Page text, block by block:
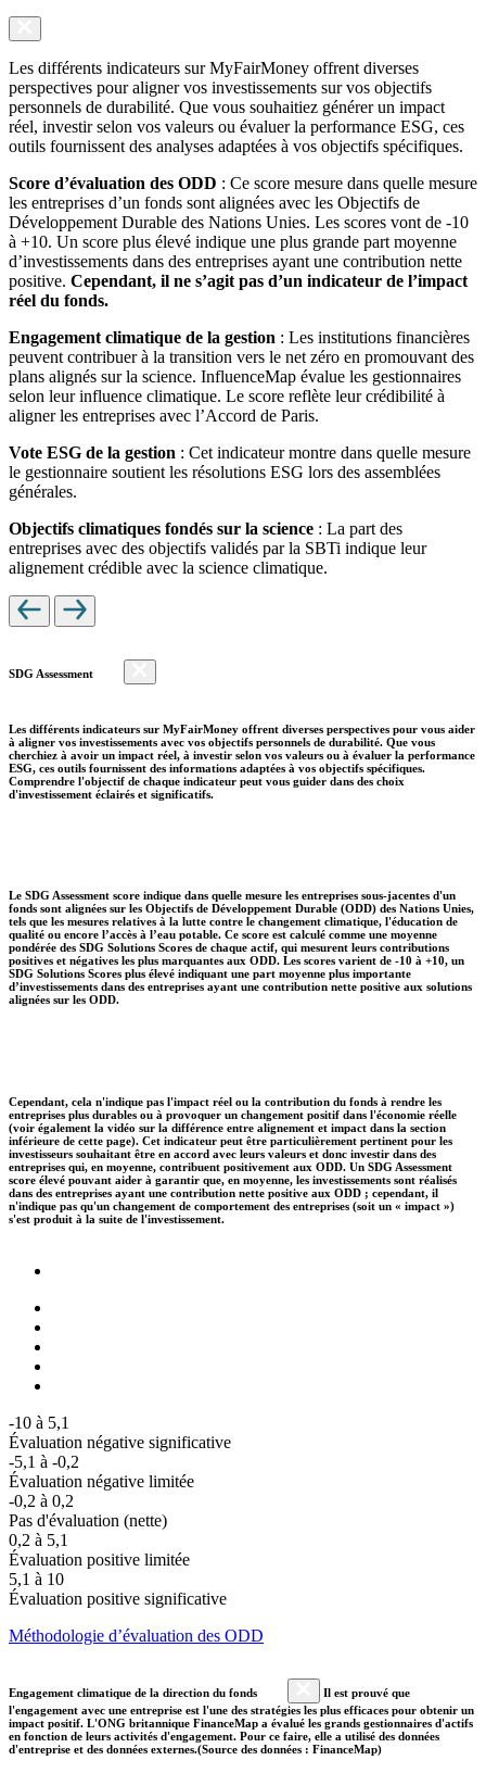
Les différents indicateurs sur MyFairMoney offrent diverses
perspectives pour aligner vos investissements sur vos objectifs
personnels de durabilité. Que vous souhaitiez générer un impact
réel, investir selon vos valeurs ou évaluer la performance ESG, ces
outils fournissent des analyses adaptées à vos objectifs spécifiques.
Score d’évaluation des ODD : Ce score mesure dans quelle mesure
les entreprises d’un fonds sont alignées avec les Objectifs de
Développement Durable des Nations Unies. Les scores vont de -10
à +10. Un score plus élevé indique une plus grande part moyenne
d’investissements dans des entreprises ayant une contribution nette
positive. Cependant, il ne s’agit pas d’un indicateur de l’impact
réel du fonds.
Engagement climatique de la gestion : Les institutions financières
peuvent contribuer à la transition vers le net zéro en promouvant des
plans alignés sur la science. InfluenceMap évalue les gestionnaires
selon leur influence climatique. Le score reflète leur crédibilité à
aligner les entreprises avec l’Accord de Paris.
Vote ESG de la gestion : Cet indicateur montre dans quelle mesure
le gestionnaire soutient les résolutions ESG lors des assemblées
générales.
Objectifs climatiques fondés sur la science : La part des
entreprises avec des objectifs validés par la SBTi indique leur
alignement crédible avec la science climatique.
SDG Assessment
Les différents indicateurs sur MyFairMoney offrent diverses perspectives pour vous aider
à aligner vos investissements avec vos objectifs personnels de durabilité. Que vous
cherchiez à avoir un impact réel, à investir selon vos valeurs ou à évaluer la performance
ESG, ces outils fournissent des informations adaptées à vos objectifs spécifiques.
Comprendre l'objectif de chaque indicateur peut vous guider dans des choix
d'investissement éclairés et significatifs.
Le SDG Assessment score indique dans quelle mesure les entreprises sous-jacentes d'un
fonds sont alignées sur les Objectifs de Développement Durable (ODD) des Nations Unies,
tels que les mesures relatives à la lutte contre le changement climatique, l'éducation de
qualité ou encore l’accès à l’eau potable. Ce score est calculé comme une moyenne
pondérée des SDG Solutions Scores de chaque actif, qui mesurent leurs contributions
positives et négatives les plus marquantes aux ODD. Les scores varient de -10 à +10, un
SDG Solutions Scores plus élevé indiquant une part moyenne plus importante
d’investissements dans des entreprises ayant une contribution nette positive aux solutions
alignées sur les ODD.
Cependant, cela n'indique pas l'impact réel ou la contribution du fonds à rendre les
entreprises plus durables ou à provoquer un changement positif dans l'économie réelle
(voir également la vidéo sur la différence entre alignement et impact dans la section
inférieure de cette page). Cet indicateur peut être particulièrement pertinent pour les
investisseurs souhaitant être en accord avec leurs valeurs et donc investir dans des
entreprises qui, en moyenne, contribuent positivement aux ODD. Un SDG Assessment
score élevé pouvant aider à garantir que, en moyenne, les investissements sont réalisés
dans des entreprises ayant une contribution nette positive aux ODD ; cependant, il
n'indique pas qu'un changement de comportement des entreprises (soit un « impact »)
s'est produit à la suite de l'investissement.
-10 à 5,1
Évaluation négative significative
-5,1 à -0,2
Évaluation négative limitée
-0,2 à 0,2
Pas d'évaluation (nette)
0,2 à 5,1
Évaluation positive limitée
5,1 à 10
Évaluation positive significative
Méthodologie d’évaluation des ODD
Engagement climatique de la direction du fonds
Il est prouvé que
l'engagement avec une entreprise est l'une des stratégies les plus efficaces pour obtenir un
impact positif. L'ONG britannique FinanceMap a évalué les grands gestionnaires d'actifs
en fonction de leurs activités d'engagement. Pour ce faire, elle a utilisé des données
d'entreprise et des données externes.(Source des données : FinanceMap)